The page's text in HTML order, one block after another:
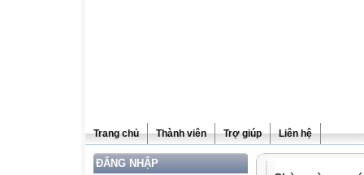
Trang chủ Thành viên Trợ giúp Liên hệ
ĐĂNG NHẬP